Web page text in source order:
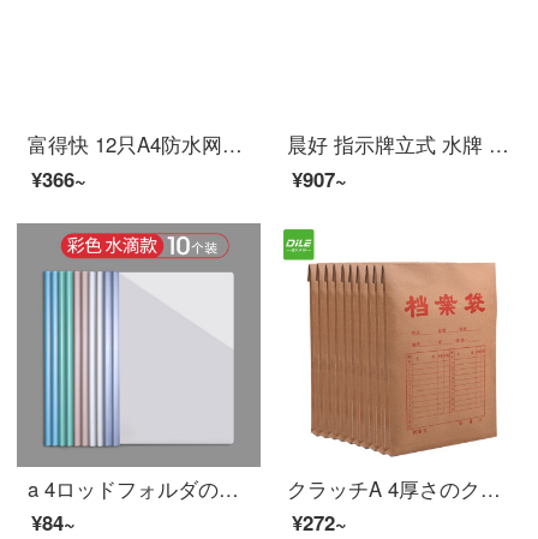
富得快 12只A4防水网格拉链袋 彩色资料袋文件袋 透明 F66A
¥366~
晨好 指示牌立式 水牌 告示牌广告牌 伸缩 360度旋转 A4 金色
¥907~
a 4ロッドフォルダの水滴状の透明なプラスチックの履歴書ホルダー試験用紙を学生用の資料帳に挟み込みます。厚いペーパーホルダーの文具干報告は引き出し式オーディ用のカラー水滴棒（10個入り）を使います。
¥84~
クラッチA 4厚さのクラフト紙の袋200 g側幅2.6 cmの入札書契約書の書類袋50枚はオーフ用品1410枚のみです。
¥272~